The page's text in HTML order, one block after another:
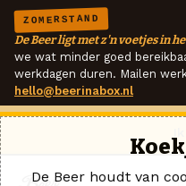
ZOMERSTAND
De Beer ligt met z'n voetjes in
we wat minder goed
werkdagen duren. Mailen
hello@beerinabox.nl
De Beer houdt van